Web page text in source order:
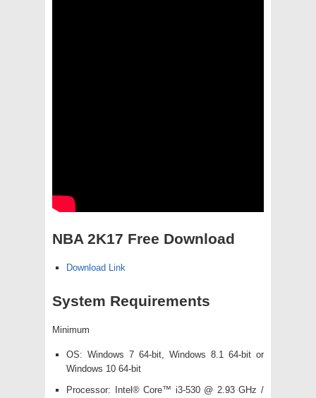
NBA 2K17 Free Download
Download Link
System Requirements
Minimum
OS: Windows 7 64-bit, Windows 8.1 64-bit or
Windows 10 64-bit
Processor: Intel® Core™ i3-530 @ 2.93 GHz /